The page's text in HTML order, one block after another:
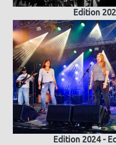
Edition
Edition 2024 -